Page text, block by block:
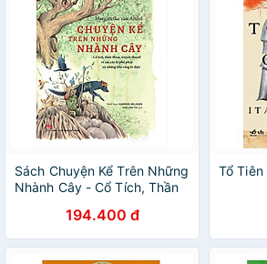
Sách Chuyện Kể Trên Những
Nhành Cây - Cổ Tích, Thần
Cây Bị Phù Phép Và Những
Khu Rừng Kì Diệu
194.400 đ
Tổ Tiên